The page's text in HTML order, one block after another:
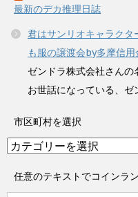
最新のデカ推理日誌
君はサンリオキャラク
も服の譲渡会by多摩信用
ゼンドラ株式会社さん
お世話になっている、
市区町村を選択
市
区
町
村
任意のテキストでコインラ